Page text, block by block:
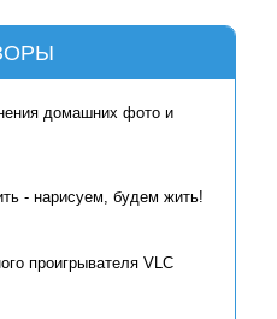
домашних фото и
- нарисуем, будем жить!
проигрывателя VLC